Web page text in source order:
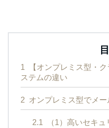
1
【オンプレミス型・
ステムの違い
2 オンプレミス型でメ
2.1
（1）高いセキ